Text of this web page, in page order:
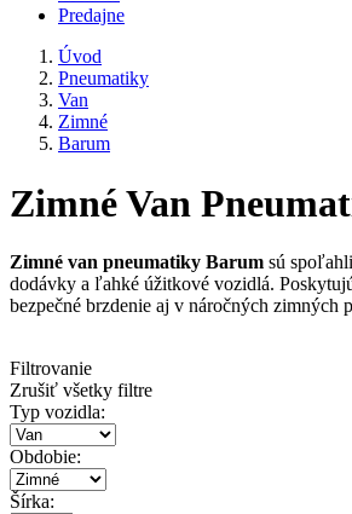
Predajne
Úvod
Pneumatiky
Van
Zimné
Barum
Zimné Van
Zimné van pneumatiky Barum sú
dodávky a ľahké úžitkové vozidlá.
bezpečné brzdenie aj v náročných zimných
Filtrovanie
Zrušiť všetky filtre
Typ vozidla:
Obdobie:
Šírka: